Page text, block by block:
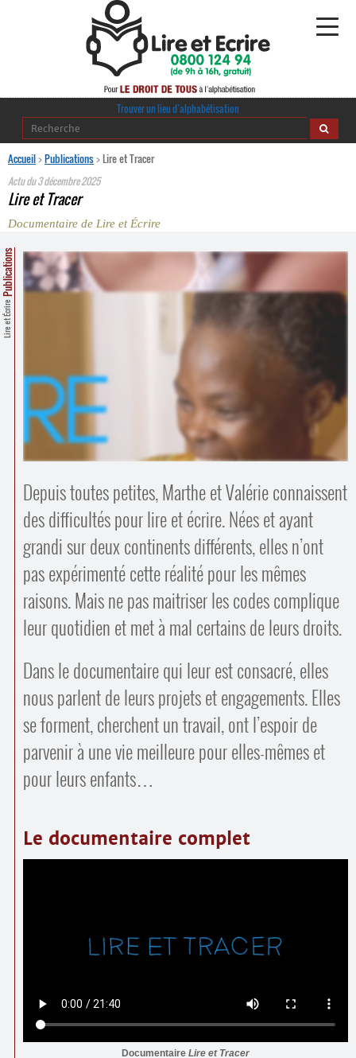
Alphabétisation
Regards croisés
Ressources pédagogiques
Comprendre et parler
Bienvenue en Belgique
Trouver un lieu d’alphabétisation
Trouver un lieu d’alphabétisation
Accueil>Publications>Lire et Tracer
Actu du3 décembre 2025
Lire et Tracer
Documentaire de Lire et Écrire
Lire et Écrire
Publications
Depuis toutes petites, Marthe et Valérie connaissent
des difficultés pour lire et écrire. Nées et ayant
grandi sur deux continents différents, elles n’ont
pas expérimenté cette réalité pour les mêmes
raisons. Mais ne pas maitriser les codes complique
leur quotidien et met à mal certains de leurs droits.
Dans le documentaire qui leur est consacré, elles
nous parlent de leurs projets et engagements. Elles
se forment, cherchent un travail, ont l’espoir de
parvenir à une vie meilleure pour elles-mêmes et
pour leurs enfants…
Le documentaire complet
Documentaire Lire et Tracer